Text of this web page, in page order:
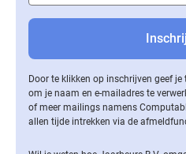
Door te klikken op inschrijven geef
om je naam en e-mailadres te
of meer mailings namens
allen tijde intrekken via de